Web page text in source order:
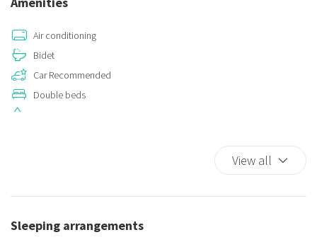
Air conditioning
Bidet
Car Recommended
Double beds
Kitchen Stove
Refrigerator
View all
Sleeping arrangements